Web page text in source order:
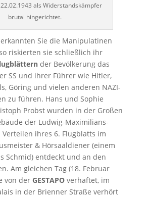
als Widerstandskämpfer
brutal hingerichtet.
Sie die Manipulatinen
riskierten sie schließlich ihr
der Bevölkerung das
SS und ihrer Führer wie Hitler,
Göring und vielen anderen NAZI-
zu führen. Hans und Sophie
Probst wurden in der Großen
der Ludwig-Maximilians-
ihres 6. Flugblatts im
& Hörsaaldiener (einem
Schmid) entdeckt und an den
Am gleichen Tag (18. Februar
von der GESTAPOverhaftet, im
in der Brienner Straße verhört